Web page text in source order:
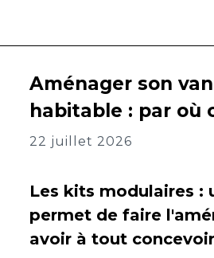
Aménager son
habitable : par où
22 juillet 2026
Les kits modulaires :
permet de faire
avoir à tout